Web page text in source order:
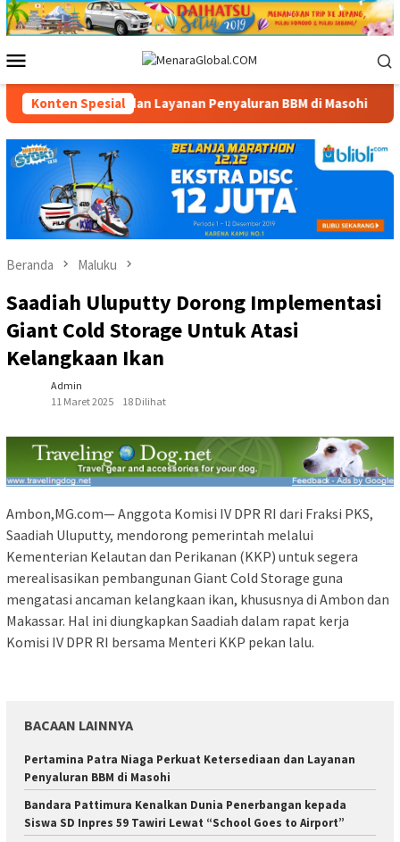
Loncat
ke
Mobile
Konten Spesial
dan Layanan Penyaluran BBM di Masohi
Beranda Maluku
Saadiah Uluputty Dorong Implementasi
Giant Cold Storage Untuk Atasi
Kelangkaan Ikan
Admin
11 Maret 2025
18 Dilihat
Ambon,MG.com— Anggota Komisi IV DPR RI dari Fraksi PKS,
Saadiah Uluputty, mendorong pemerintah melalui
Kementerian Kelautan dan Perikanan (KKP) untuk segera
merealisasikan pembangunan Giant Cold Storage guna
mengatasi ancaman kelangkaan ikan, khususnya di Ambon dan
Makassar. Hal ini diungkapkan Saadiah dalam rapat kerja
Komisi IV DPR RI bersama Menteri KKP pekan lalu.
BACAAN LAINNYA
Pertamina Patra Niaga Perkuat Ketersediaan dan Layanan
Penyaluran BBM di Masohi
Bandara Pattimura Kenalkan Dunia Penerbangan kepada
Siswa SD Inpres 59 Tawiri Lewat “School Goes to Airport”